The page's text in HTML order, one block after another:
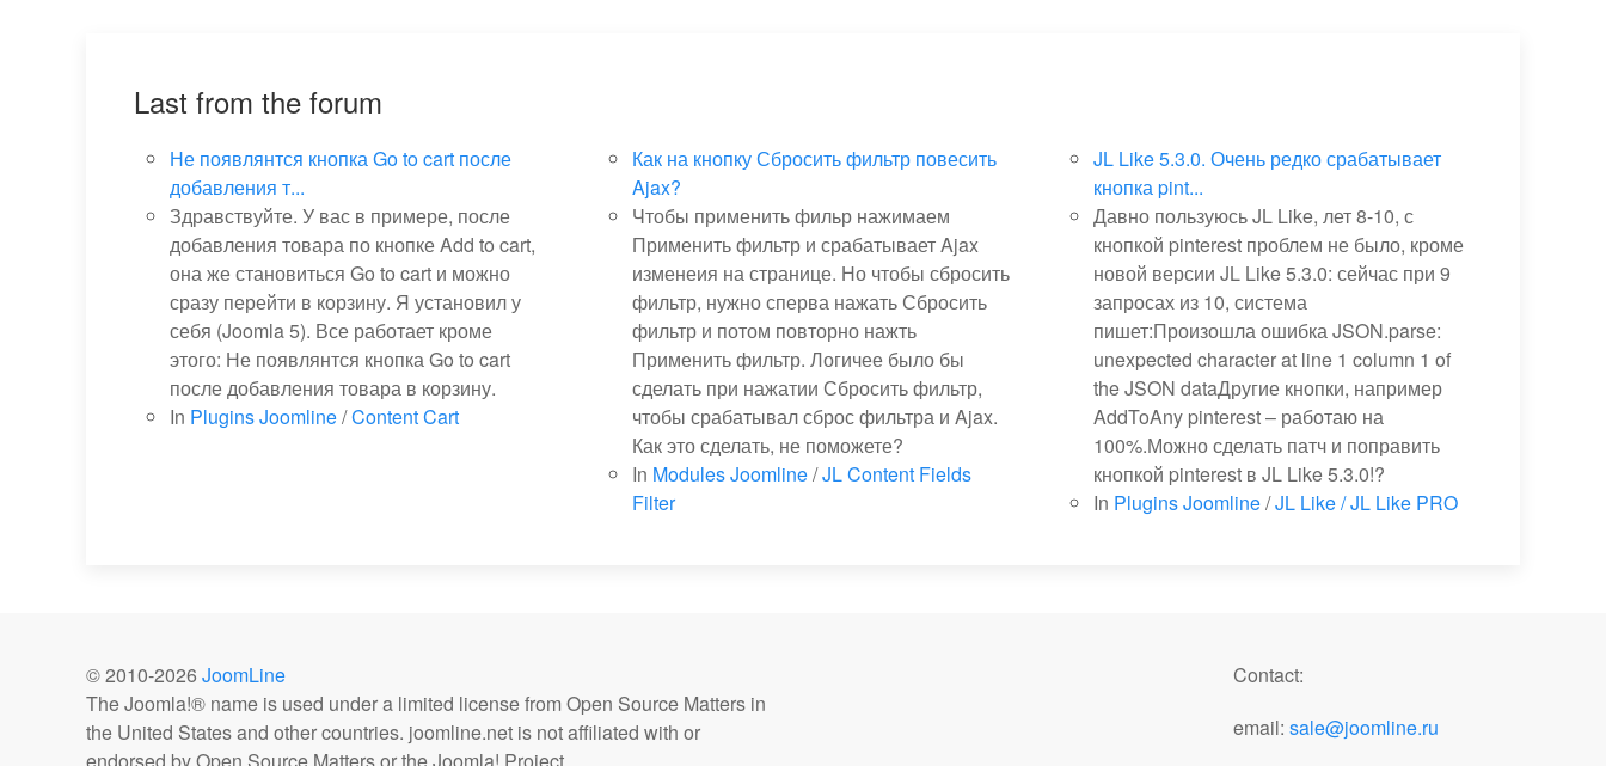
Last from the forum
Не появлянтся кнопка Go to cart после
добавления т...
Здравствуйте. У вас в примере, после
добавления товара по кнопке Add to cart,
она же становиться Go to cart и можно
сразу перейти в корзину. Я установил у
себя (Joomla 5). Все работает кроме
этого: Не появлянтся кнопка Go to cart
после добавления товара в корзину.
In Plugins Joomline/Content Cart
Как на кнопку Сбросить фильтр повесить
Ajax?
Чтобы применить фильр нажимаем
Применить фильтр и срабатывает Ajax
изменеия на странице. Но чтобы сбросить
фильтр, нужно сперва нажать Сбросить
фильтр и потом повторно нажть
Применить фильтр. Логичее было бы
сделать при нажатии Сбросить фильтр,
чтобы срабатывал сброс фильтра и Ajax.
Как это сделать, не поможете?
In Modules Joomline/JL Content Fields
Filter
JL Like 5.3.0. Очень редко срабатывает
кнопка pint...
Давно пользуюсь JL Like, лет 8-10, с
кнопкой pinterest проблем не было, кроме
новой версии JL Like 5.3.0: сейчас при 9
запросах из 10, система
пишет:Произошла ошибка JSON.parse:
unexpected character at line 1 column 1 of
the JSON dataДругие кнопки, например
AddToAny pinterest – работаю на
100%.Можно сделать патч и поправить
кнопкой pinterest в JL Like 5.3.0!?
In Plugins Joomline/JL Like / JL Like PRO
© 2010-2026 JoomLine
The Joomla!® name is used under a limited license from Open Source Matters in
the United States and other countries. joomline.net is not affiliated with or
Contact:
email: sale@joomline.ru